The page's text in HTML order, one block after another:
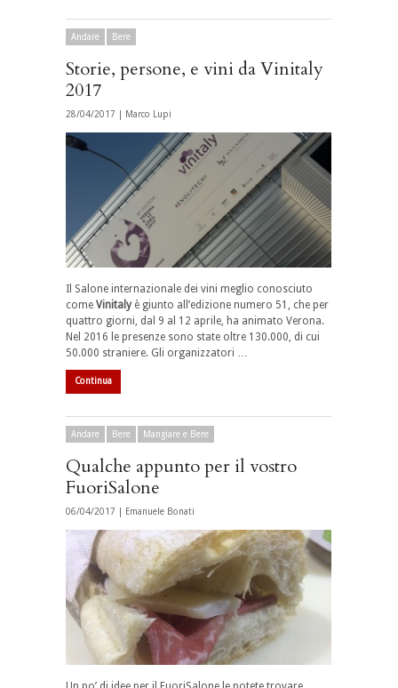
Andare Bere
Storie, persone, e vini da Vinitaly
2017
28/04/2017 | Marco Lupi
Il Salone internazionale dei vini meglio conosciuto
come Vinitalyè giunto all’edizione numero 51, che per
quattro giorni, dal 9 al 12 aprile, ha animato Verona.
Nel 2016 le presenze sono state oltre 130.000, di cui
50.000 straniere. Gli organizzatori …
Continua
Andare Bere Mangiare e Bere
Qualche appunto per il vostro
FuoriSalone
06/04/2017 | Emanuele Bonati